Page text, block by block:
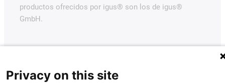
productos ofrecidos por igus® son los de igus®
GmbH.
Privacy on this site